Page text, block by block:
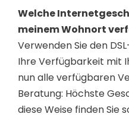
Welche
meinem Wohnort
Verwenden Sie den
Ihre Verfügbarkeit mit
nun alle verfügbaren
Beratung: Höchste
diese Weise finden Sie